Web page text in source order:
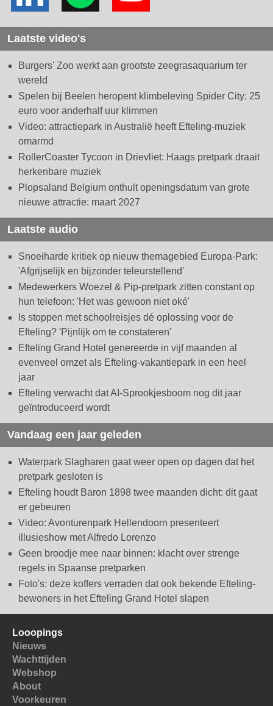
Laatste video's
Burgers' Zoo werkt aan grootste zeegrasaquarium ter
wereld
Spelen bij Beelen heropent klimbeleving Spider City: 25
euro voor anderhalf uur klimmen
Video: attractiepark in Australië heeft Efteling-muziek
omarmd
RollerCoaster Tycoon in Drievliet: Haags pretpark draait
herkenbare muziek
Plopsaland Belgium onthult openingsdatum van grote
nieuwe attractie: maart 2027
Laatste audio
Snoeiharde kritiek op nieuw themagebied Europa-Park:
'Afgrijselijk en bijzonder teleurstellend'
Medewerkers Woezel & Pip-pretpark zitten constant op
hun telefoon: 'Het was gewoon niet oké'
Is stoppen met schoolreisjes dé oplossing voor de
Efteling? 'Pijnlijk om te constateren'
Efteling Grand Hotel genereerde in vijf maanden al
evenveel omzet als Efteling-vakantiepark in een heel
jaar
Efteling verwacht dat AI-Sprookjesboom nog dit jaar
geïntroduceerd wordt
Vandaag een jaar geleden
Waterpark Slagharen gaat weer open op dagen dat het
pretpark gesloten is
Efteling houdt Baron 1898 twee maanden dicht: dit gaat
er gebeuren
Video: Avonturenpark Hellendoorn presenteert
illusieshow met Alfredo Lorenzo
Geen broodje mee naar binnen: klacht over strenge
regels in Spaanse pretparken
Foto's: deze koffers verraden dat ook bekende Efteling-
bewoners in het Efteling Grand Hotel slapen
Looopings
Nieuws
Wachttijden
Webshop
About
Voorkeuren